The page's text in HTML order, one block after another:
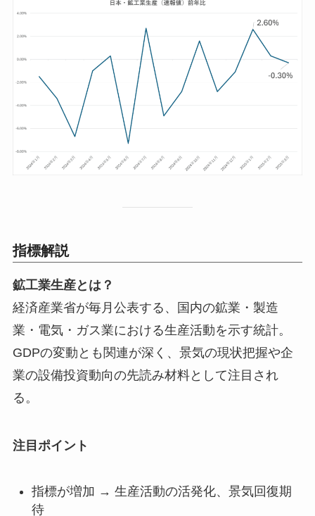
指標解説
鉱工業生産とは？
経済産業省が毎月公表する、国内の鉱業・製造
業・電気・ガス業における生産活動を示す統計。
GDPの変動とも関連が深く、景気の現状把握や企
業の設備投資動向の先読み材料として注目され
る。
注目ポイント
指標が増加 → 生産活動の活発化、景気回復期
待